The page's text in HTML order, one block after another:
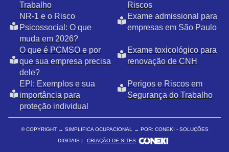
Trabalho
Riscos
NR-1 e o Risco
Psicossocial: O que
muda em 2026?
Exame admissional para
empresas em São Paulo
O que é PCMSO e por
que sua empresa precisa
dele?
Exame toxicológico para
renovação de CNH
EPI: Exemplos e sua
importância para
proteção individual
Perigos e Riscos em
Segurança do Trabalho
© COPYRIGHT → SIMPLIFICA OCUPACIONAL → POR: CONEKI - SOLUÇÕES
DIGITAIS |
CRIAÇÃO DE SITES